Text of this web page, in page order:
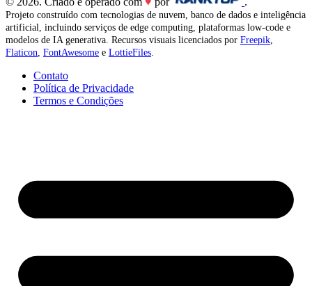
Projeto construído com tecnologias de nuvem, banco de dados e inteligência
artificial, incluindo serviços de edge computing, plataformas low-code e
modelos de IA generativa. Recursos visuais licenciados por Freepik,
Flaticon, FontAwesome e LottieFiles.
Contato
Política de Privacidade
Termos e Condições